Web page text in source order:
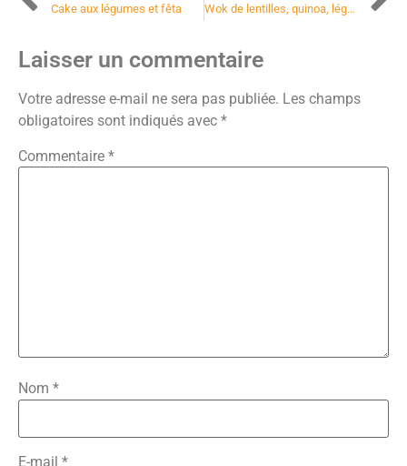
Cake aux légumes et fêta
Wok de lentilles, quinoa, légumes, raisins secs et persil plat
Laisser un commentaire
Votre adresse e-mail ne sera pas publiée. Les champs
obligatoires sont indiqués avec *
Commentaire *
Nom *
E-mail *